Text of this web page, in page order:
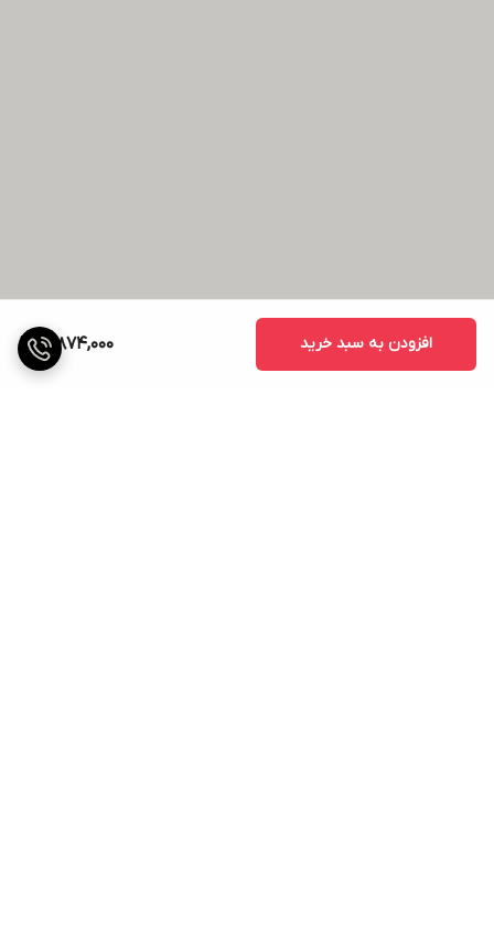
16,874,000 افزودن به سبد خرید